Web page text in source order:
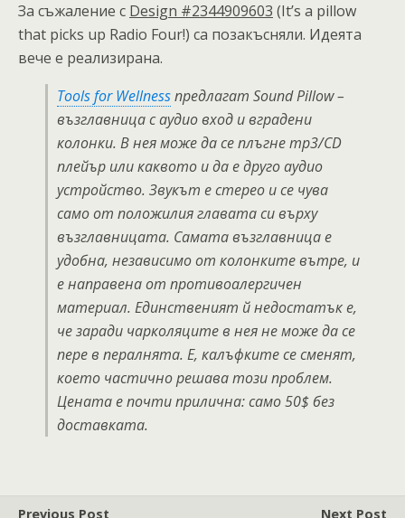
За съжаление с Design #2344909603 (It’s a pillow
that picks up Radio Four!) са позакъсняли. Идеята
вече е реализирана.
Tools for Wellnessпредлагат Sound Pillow –
възглавница с аудио вход и вградени
колонки. В нея може да се плъгне mp3/CD
плейър или каквото и да е друго аудио
устройство. Звукът е стерео и се чува
само от положилия главата си върху
възглавницата. Самата възглавница е
удобна, независимо от колонките вътре, и
е направена от противоалергичен
материал. Единственият й недостатък е,
че заради чарколяците в нея не може да се
пере в пералнята. Е, калъфките се сменят,
което частично решава този проблем.
Цената е почти прилична: само 50$ без
доставката.
Previous Post Next Post